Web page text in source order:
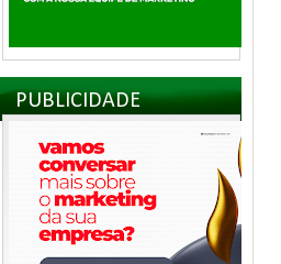
PUBLICIDADE